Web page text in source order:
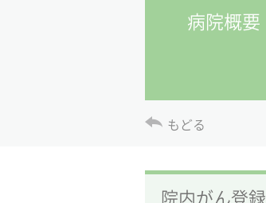
病院概要
もどる
院内がん登録